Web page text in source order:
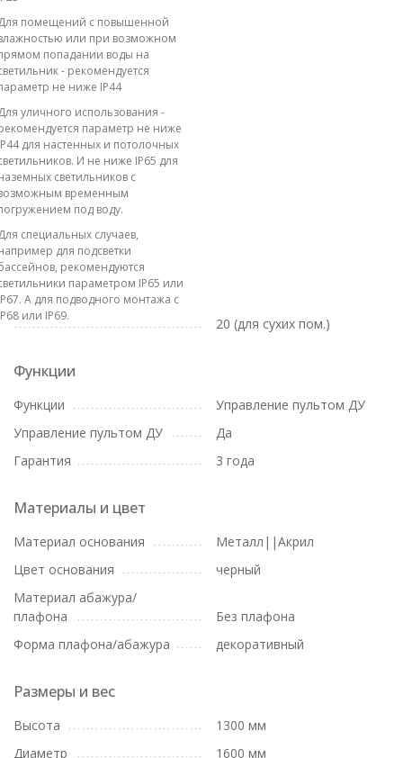
помещений с повышенной
или при возможном
попадании воды на
- рекомендуется
не ниже IP44
уличного использования -
параметр не ниже
для настенных и потолочных
И не ниже IP65 для
светильников с
временным
под воду.
специальных случаев,
для подсветки
рекомендуются
параметром IP65 или
А для подводного монтажа с
или IP69.
20 (для сухих пом.)
Функции
Функции
Управление пультом ДУ
Управление пультом ДУ
Да
Гарантия
3 года
Материалы и цвет
Материал основания
Металл||Акрил
Цвет основания
черный
Материал абажура/
плафона
Без плафона
Форма плафона/абажура
декоративный
Размеры и вес
Высота
1300 мм
Диаметр
1600 мм